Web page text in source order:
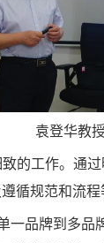
袁登华教
的工作。通
循规范和流
品牌到多